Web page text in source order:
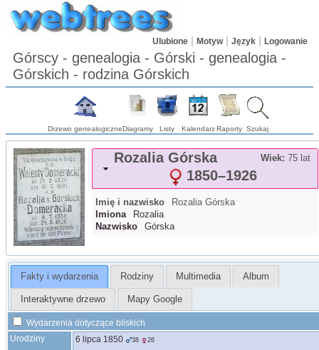
Ulubione Motyw Język Logowanie
Górscy - genealogia - Górski - genealogia -
Górskich - rodzina Górskich
Drzewo genealogiczneDiagramy Listy Kalendarz Raporty Szukaj
Rozalia Górska Wiek: 75 lat
1850–1926
Imię i nazwisko Rozalia Górska
Imiona
Rozalia
Nazwisko
Górska
Fakty i wydarzenia Rodziny Multimedia Album
Interaktywne drzewo Mapy Google
Wydarzenia dotyczące bliskich
Urodziny
6 lipca 1850 38 26